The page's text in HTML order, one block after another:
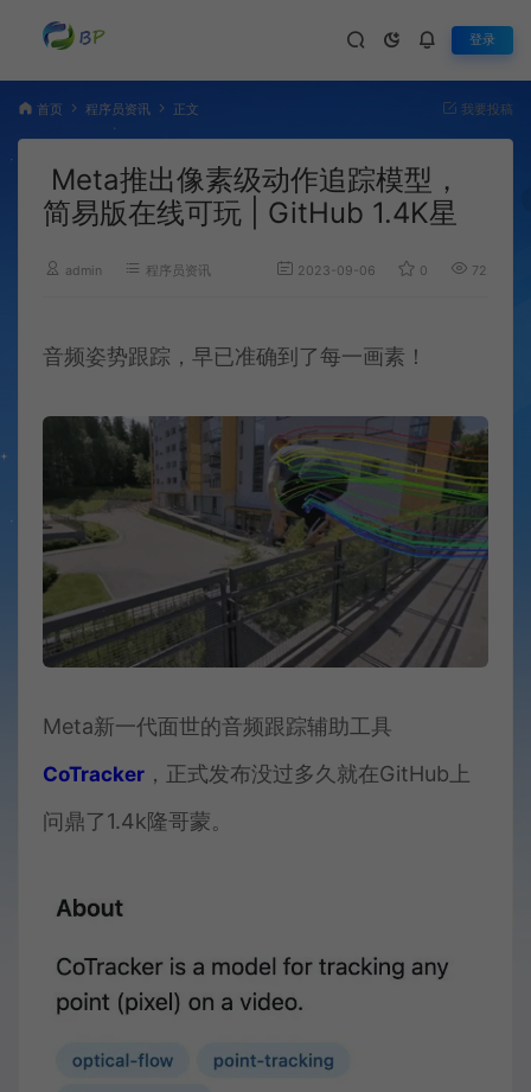
登录
首页 程序员资讯 正文 我要投稿
Meta推出像素级动作追踪模型，
简易版在线可玩 | GitHub 1.4K星
admin 程序员资讯 2023-09-06 0 722
音频姿势跟踪，早已准确到了每一画素！
Meta新一代面世的音频跟踪辅助工具
CoTracker ，正式发布没过多久就在GitHub上
问鼎了1.4k隆哥蒙。